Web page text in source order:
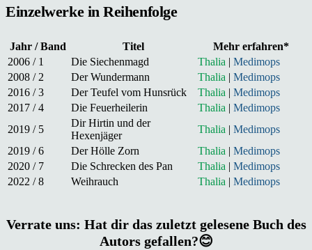
Einzelwerke in Reihenfolge
Jahr / Band Titel
Mehr erfahren*
2006 / 1
Die Siechenmagd Thalia | Medimops
2008 / 2
Der Wundermann Thalia | Medimops
2016 / 3
Der Teufel vom Hunsrück Thalia | Medimops
2017 / 4
Die Feuerheilerin Thalia | Medimops
2019 / 5
Dir Hirtin und der
Hexenjäger
Thalia | Medimops
2019 / 6
Der Hölle Zorn Thalia | Medimops
2020 / 7
Die Schrecken des Pan Thalia | Medimops
2022 / 8
Weihrauch Thalia | Medimops
Verrate uns: Hat dir das zuletzt gelesene Buch des
Autors gefallen?😊